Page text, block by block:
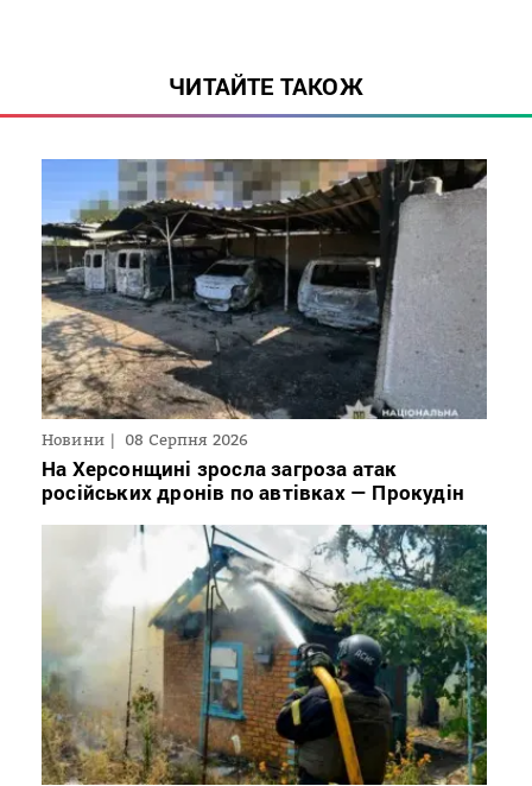
ЧИТАЙТЕ ТАКОЖ
Новини 08 Серпня 2026
На Херсонщині зросла загроза атак
російських дронів по автівках — Прокудін